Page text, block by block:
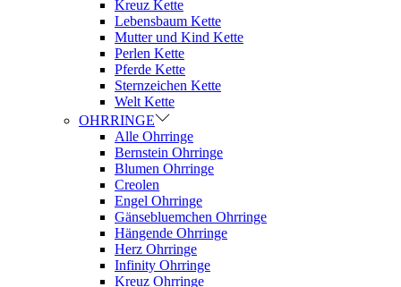
Kreuz Kette
Lebensbaum Kette
Mutter und Kind Kette
Perlen Kette
Pferde Kette
Sternzeichen Kette
Welt Kette
OHRRINGE
Alle Ohrringe
Bernstein Ohrringe
Blumen Ohrringe
Creolen
Engel Ohrringe
Gänsebluemchen Ohrringe
Hängende Ohrringe
Herz Ohrringe
Infinity Ohrringe
Kreuz Ohrringe